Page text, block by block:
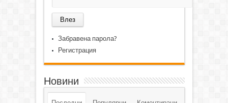
Забравена парола?
Регистрация
Новини